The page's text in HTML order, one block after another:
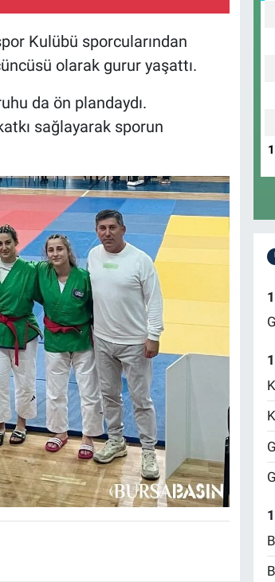
Kulübü sporcularından
olarak gurur yaşattı.
da ön plandaydı.
sağlayarak sporun